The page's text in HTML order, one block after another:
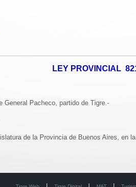
LEY PROVINCIAL
General Pacheco, partido de Tigre.-
de la Provincia de Buenos Aires, en